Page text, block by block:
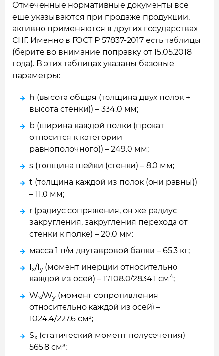
Отмеченные нормативные документы все
еще указываются при продаже продукции,
активно применяются в других государствах
СНГ. Именно в ГОСТ Р 57837-2017 есть таблицы
(берите во внимание поправку от 15.05.2018
года). В этих таблицах указаны базовые
параметры:
h (высота общая (толщина двух полок +
высота стенки)) – 334.0 мм;
b (ширина каждой полки (прокат
относится к категории
равнополочного)) – 249.0 мм;
s (толщина шейки (стенки) – 8.0 мм;
t (толщина каждой из полок (они равны))
– 11.0 мм;
r (радиус сопряжения, он же радиус
закругления, закругления перехода от
стенки к полке) – 20.0 мм;
масса 1 п/м двутавровой балки – 65.3 кг;
x/I y (момент инерции относительно
каждой из осей) – 17108.0/2834.1 см4;
Wx/Wy (момент сопротивления
относительно каждой из осей) –
1024.4/227.6 см³;
Sx (статический момент полусечения) –
565.8 см³;